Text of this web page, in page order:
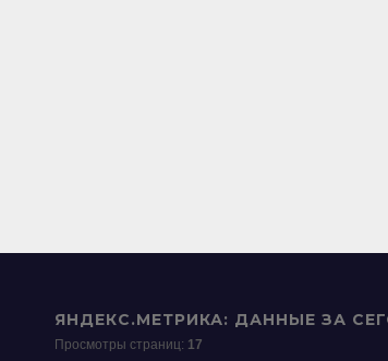
ЯНДЕКС.МЕТРИКА: ДАННЫЕ ЗА
Просмотры страниц: 17